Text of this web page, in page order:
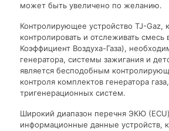
может быть увеличено по желанию.
Контролирующее устройство TJ-Gaz,
контролировать и отслеживать смесь
Коэффициент Воздуха-Газа),
генератора, системы зажигания и
является бесподобным
контроля комплектов генератора
тригенерационных систем.
Широкий диапазон перечня ЭКЮ
информационные данные устройств,